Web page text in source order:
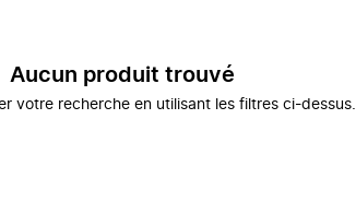
Aucun produit trouvé
votre recherche en utilisant les filtres ci-dessus.